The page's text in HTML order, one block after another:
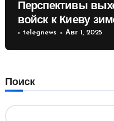
Перспективы
войск к Киеву
России
telegnews Авг 1, 2025
Поиск